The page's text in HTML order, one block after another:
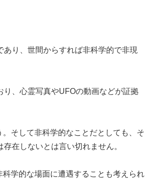
り、世間からすれば非科学的で非現
り、心霊写真やUFOの動画などが証拠
そして非科学的なことだとしても、そ
在しないとは言い切れません。
学的な場面に遭遇することも考えられ